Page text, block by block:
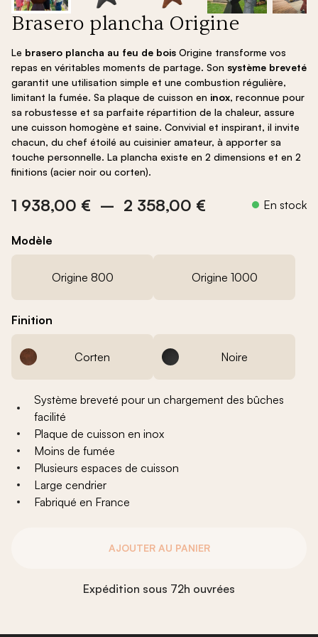
Brasero plancha Origine
Le brasero plancha au feu de bois Origine transforme vos
repas en véritables moments de partage. Son système breveté
garantit une utilisation simple et une combustion régulière,
limitant la fumée. Sa plaque de cuisson en inox, reconnue pour
sa robustesse et sa parfaite répartition de la chaleur, assure
une cuisson homogène et saine. Convivial et inspirant, il invite
chacun, du chef étoilé au cuisinier amateur, à apporter sa
touche personnelle. La plancha existe en 2 dimensions et en 2
finitions (acier noir ou corten).
1 938,00 € – 2 358,00 €
938,00 €
Modèle
Origine 1000
Origine 800
Finition
Noire
Corten
Système breveté pour un chargement des bûches
facilité
Plaque de cuisson en inox
Moins de fumée
Plusieurs espaces de cuisson
Large cendrier
Fabriqué en France
AJOUTER AU PANIER
Expédition sous 72h ouvrées